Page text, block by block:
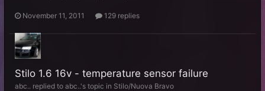
November 11, 2011 129 replies
Stilo 1.6 16v - temperature sensor failure
abc.. replied to abc..'s topic in Stilo/Nuova Bravo